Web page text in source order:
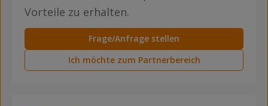
Vorteile zu erhalten.
Frage/Anfrage stellen
Ich möchte zum Partnerbereich